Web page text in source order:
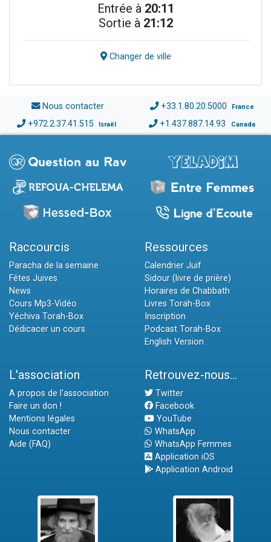
Entrée à 20:11
Sortie à 21:12
Changer de ville
Nous contacter +33.1.80.20.5000 France
+972.2.37.41.515 Israël +1.437.887.14.93 Canada
Raccourcis
Paracha de la semaine
Fêtes Juives
News
Cours Mp3-Vidéo
Yéchiva Torah-Box
Dédicacer un cours
Ressources
Calendrier Juif
Sidour (livre de prière)
Horaires de Chabbath
Livres Torah-Box
Inscription
Podcast Torah-Box
English Version
L'association
A propos de l'association
Faire un don !
Mentions légales
Nous contacter
Aide (FAQ)
Retrouvez-nous...
Twitter
Facebook
YouTube
WhatsApp
WhatsApp Femmes
Application iOS
Application Android